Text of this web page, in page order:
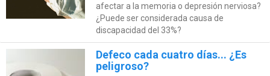
afectar a la memoria o depresión nerviosa?
¿Puede ser considerada causa de
discapacidad del 33%?
Defeco cada cuatro días... ¿Es
peligroso?